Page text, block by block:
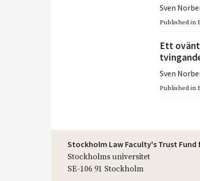
Sven
Published in
Ett
Sven
Published in
Stockholm Law Faculty's Trust
Stockholms universitet
SE-106 91 Stockholm